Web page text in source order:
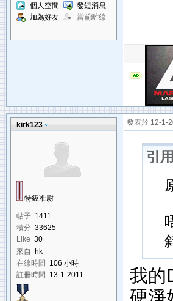
個人空間
發短消息
加為好友
當前離線
kirk123
特級准尉
帖子 1411
積分 33625
Like 30
來自 hk
在線時間 106 小時
註冊時間
13-1-2011
發表於 12-1-
引
我的
硬淨